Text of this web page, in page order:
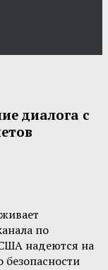
диалога с
по
надеются на